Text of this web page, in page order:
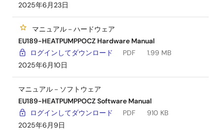
2025年6月23日
マニュアル－ハードウェア
EU189-HEATPUMPPOCZ Hardware Manual
ログインしてダウンロード
PDF
1.99 MB
2025年6月10日
マニュアル－ソフトウェア
EU189-HEATPUMPPOCZ Software Manual
ログインしてダウンロード
PDF
910 KB
2025年6月9日